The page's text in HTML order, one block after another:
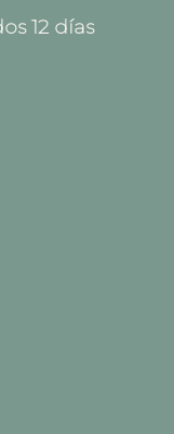
12 días